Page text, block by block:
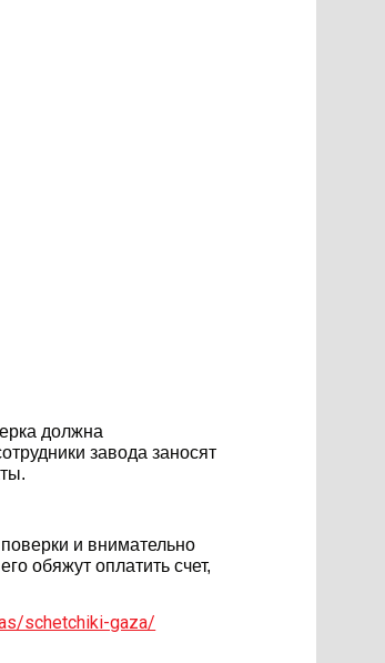
должна
завода заносят
и внимательно
обяжут оплатить счет,
schetchiki-gaza/